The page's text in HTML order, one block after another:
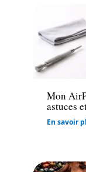
Mon
astuces
En savoir